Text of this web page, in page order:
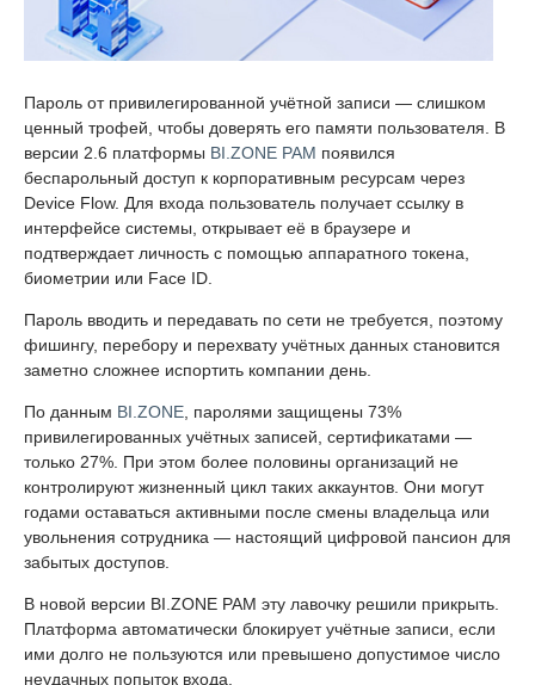
Пароль от привилегированной учётной записи — слишком
ценный трофей, чтобы доверять его памяти пользователя. В
версии 2.6 платформы BI.ZONE PAM появился
беспарольный доступ к корпоративным ресурсам через
Device Flow. Для входа пользователь получает ссылку в
интерфейсе системы, открывает её в браузере и
подтверждает личность с помощью аппаратного токена,
биометрии или Face ID.
Пароль вводить и передавать по сети не требуется, поэтому
фишингу, перебору и перехвату учётных данных становится
заметно сложнее испортить компании день.
По данным BI.ZONE , паролями защищены 73%
привилегированных учётных записей, сертификатами —
только 27%. При этом более половины организаций не
контролируют жизненный цикл таких аккаунтов. Они могут
годами оставаться активными после смены владельца или
увольнения сотрудника — настоящий цифровой пансион для
забытых доступов.
В новой версии BI.ZONE PAM эту лавочку решили прикрыть.
Платформа автоматически блокирует учётные записи, если
ими долго не пользуются или превышено допустимое число
неудачных попыток входа.